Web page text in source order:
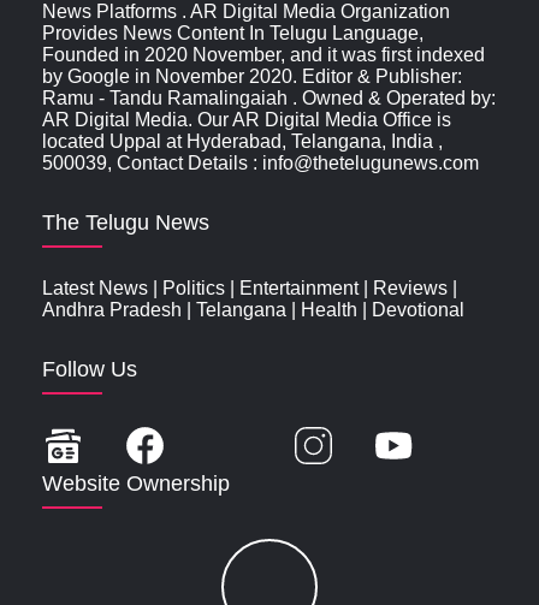
News Platforms . AR Digital Media Organization
Provides News Content In Telugu Language,
Founded in 2020 November, and it was first indexed
by Google in November 2020. Editor & Publisher:
Ramu - Tandu Ramalingaiah . Owned & Operated by:
AR Digital Media. Our AR Digital Media Office is
located Uppal at Hyderabad, Telangana, India ,
500039, Contact Details : info@thetelugunews.com
The Telugu News
Latest News Politics Entertainment| Reviews
Andhra Pradesh
Telangana Health Devotional
Follow Us
Website Ownership